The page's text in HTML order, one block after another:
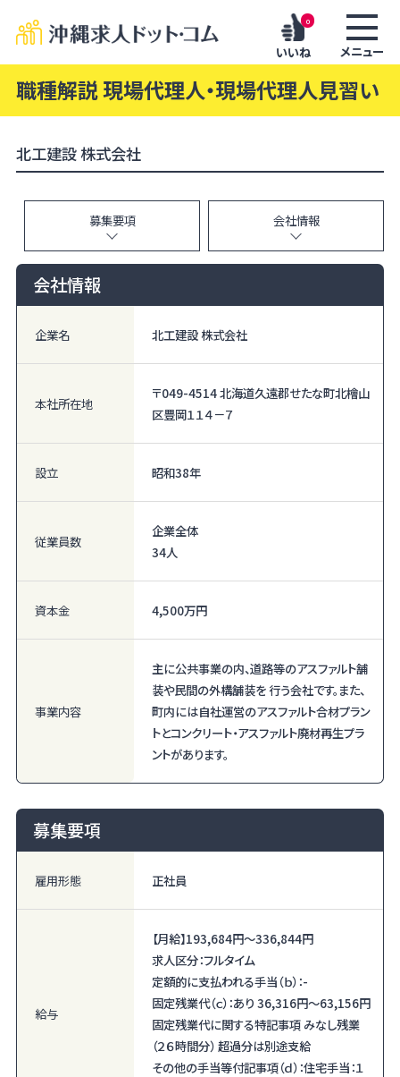
0
いいね メニュー
職種解説 現場代理人・現場代理人見習い
北工建設 株式会社
募集要項 会社情報
会社情報
企業名 北工建設 株式会社
本社所在地
〒049-4514 北海道久遠郡せたな町北檜山
区豊岡１１４－７
設立 昭和38年
従業員数
企業全体
34人
資本金 4,500万円
事業内容
主に公共事業の内、道路等のアスファルト舗
装や民間の外構舗装を 行う会社です。また、
町内には自社運営のアスファルト合材プラン
トとコンクリート・アスファルト廃材再生プラ
ントがあります。
募集要項
雇用形態 正社員
給与
【月給】193,684円〜336,844円
求人区分：フルタイム
定額的に支払われる手当（ｂ）：-
固定残業代（ｃ）：あり 36,316円〜63,156円
固定残業代に関する特記事項 みなし残業
（２６時間分） 超過分は別途支給
その他の手当等付記事項（ｄ）：住宅手当：１